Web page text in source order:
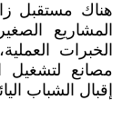
هناك مستقبل
المشاريع
الخبرات
مصانع لتشغيل
إقبال الشباب